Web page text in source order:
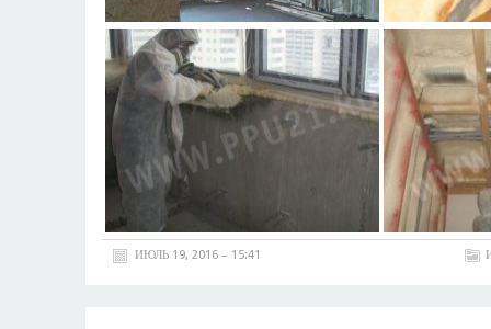
ИЮЛЬ 19, 2016 – 15:41